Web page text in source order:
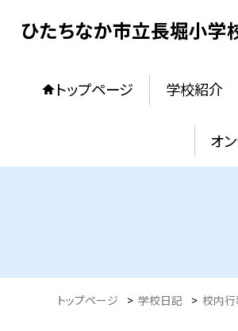
ひたちなか市立長堀小学
トップページ 学校紹介
オ
トップページ > 学校日記 > 校内行